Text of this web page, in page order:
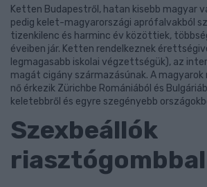
Ketten Budapestről, hatan kisebb magyar
pedig kelet-magyarországi aprófalvakból
tizenkilenc és harminc év közöttiek,
éveiben jár. Ketten rendelkeznek
legmagasabb iskolai végzettségük), az
magát cigány származásúnak. A
nő érkezik Zürichbe Romániából és
keletebbről és egyre szegényebb
Szexbeállók
riasztógombbal